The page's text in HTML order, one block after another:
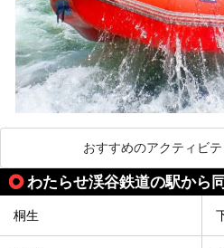
おすすめのアクティビ
わたらせ渓谷鉄道の駅から
桐生